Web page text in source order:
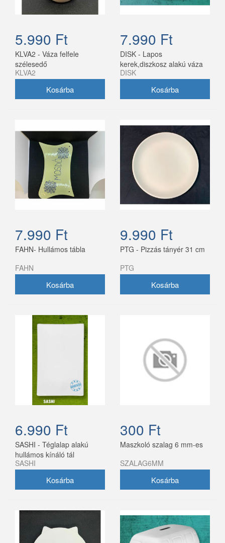
5.990 Ft
KLVA2 - Váza felfele
szélesedő
KLVA2
7.990 Ft
DISK - Lapos
kerek,diszkosz alakú váza
DISK
7.990 Ft
FAHN- Hullámos tábla
FAHN
9.990 Ft
PTG - Pizzás tányér 31 cm
PTG
6.990 Ft
SASHI - Téglalap alakú
hullámos kínáló tál
SASHI
300 Ft
Maszkoló szalag 6 mm-es
SZALAG6MM